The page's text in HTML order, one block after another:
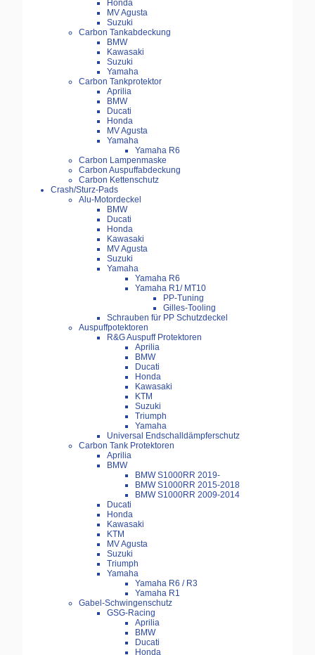
Honda
MV Agusta
Suzuki
Carbon Tankabdeckung
BMW
Kawasaki
Suzuki
Yamaha
Carbon Tankprotektor
Aprilia
BMW
Ducati
Honda
MV Agusta
Yamaha
Yamaha R6
Carbon Lampenmaske
Carbon Auspuffabdeckung
Carbon Kettenschutz
Crash/Sturz-Pads
Alu-Motordeckel
BMW
Ducati
Honda
Kawasaki
MV Agusta
Suzuki
Yamaha
Yamaha R6
Yamaha R1/ MT10
PP-Tuning
Gilles-Tooling
Schrauben für PP Schutzdeckel
Auspuffpotektoren
R&G Auspuff Protektoren
Aprilia
BMW
Ducati
Honda
Kawasaki
KTM
Suzuki
Triumph
Yamaha
Universal Endschalldämpferschutz
Carbon Tank Protektoren
Aprilia
BMW
BMW S1000RR 2019-
BMW S1000RR 2015-2018
BMW S1000RR 2009-2014
Ducati
Honda
Kawasaki
KTM
MV Agusta
Suzuki
Triumph
Yamaha
Yamaha R6 / R3
Yamaha R1
Gabel-Schwingenschutz
GSG-Racing
Aprilia
BMW
Ducati
Honda